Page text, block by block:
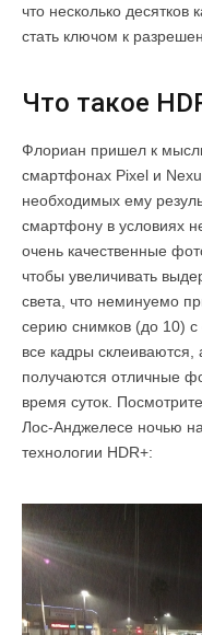
что несколько десятков
стать ключом к
Что такое
Флориан пришел к
смартфонах Pixel и
необходимых ему
смартфону в условиях
очень качественные
чтобы увеличивать
света, что неминуемо
серию снимков (до 10) с
все кадры
получаются отличные
время суток.
Лос-Анджелесе ночью
технологии HDR+: